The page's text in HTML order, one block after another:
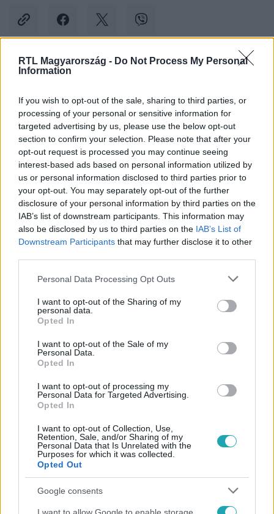
RTL Magyarország - Do Not Process My Personal
Information
If you wish to opt-out of the sale, sharing to third parties, or
processing of your personal or sensitive information for
targeted advertising by us, please use the below opt-out
section to confirm your selection. Please note that after your
opt-out request is processed you may continue seeing
interest-based ads based on personal information utilized by
us or personal information disclosed to third parties prior to
your opt-out. You may separately opt-out of the further
disclosure of your personal information by third parties on the
IAB’s list of downstream participants. This information may
also be disclosed by us to third parties on the IAB’s List of
Downstream Participants that may further disclose it to other
Please note that this website/app uses one or more Google
not limited to your visit or usage behaviour. You may click to
grant or deny consent to Google and its third-party tags to
use your data for below specified purposes in below Google
consent section.
Personal Data Processing Opt Outs
I want to opt-out of the Sharing of my
personal data.
Opted In
I want to opt-out of the Sale of my
Personal Data.
Opted In
I want to opt-out of processing my
Personal Data for Targeted Advertising.
Opted In
I want to opt-out of Collection, Use,
Retention, Sale, and/or Sharing of my
Personal Data that Is Unrelated with the
Purposes for which it was collected.
Opted Out
Google consents
Kövess minket, és értesülj a friss hírekről a
Követem
#BELFÖLD #NEMZETKÖZI BERUHÁZÁSI BANK
#OROSZ KÉMBANK # HACKERTÁMADÁS #BUDAPEST
Népszerű